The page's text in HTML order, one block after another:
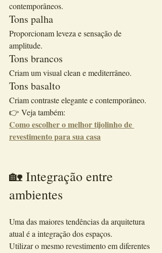
contemporâneos.
Tons palha
Proporcionam leveza e sensação de
amplitude.
Tons brancos
Criam um visual clean e mediterrâneo.
Tons basalto
Criam contraste elegante e contemporâneo.
👉 Veja também:
Como escolher o melhor tijolinho de
revestimento para sua casa
🏡 Integração entre
ambientes
Uma das maiores tendências da arquitetura
atual é a integração dos espaços.
Utilizar o mesmo revestimento em diferentes